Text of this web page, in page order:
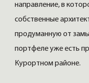
направление, в
собственные
продуманную от
портфеле уже есть
Курортном районе.